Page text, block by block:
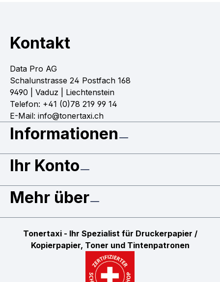
Kontakt
Data Pro AG
Schalunstrasse 24 Postfach 168
9490 | Vaduz | Liechtenstein
Telefon: +41 (0)78 219 99 14
E-Mail: info@tonertaxi.ch
Informationen
Ihr Konto
Mehr über
Tonertaxi - Ihr Spezialist für Druckerpapier /
Kopierpapier, Toner und Tintenpatronen